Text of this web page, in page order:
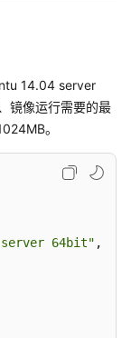
14.04 server
镜像运行需要的最
。
server 64bit" ,